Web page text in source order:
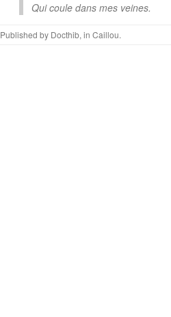
Qui coule dans mes veines.
Published by Docthib, in Caillou.